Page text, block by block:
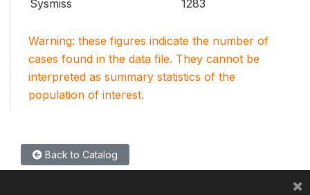
Sysmiss 1283
Warning: these figures indicate the number of
cases found in the data file. They cannot be
interpreted as summary statistics of the
population of interest.
Back to Catalog
×